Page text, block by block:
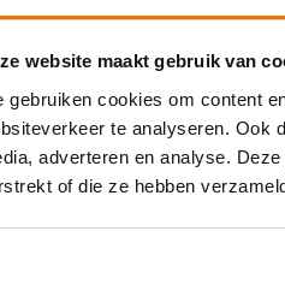
website maakt gebruik van
gebruiken cookies om content
te analyseren. Ook
adverteren en analyse.
of die ze hebben
zijn dan ook nog eens beter.
blijkt dat organisaties
branding een toename
van goed gekwalificeerde
niet zo’n best imago,
tasten om medewerkers
tel je dan 10 procent meer
over de streep te trekken
hun employer branding op